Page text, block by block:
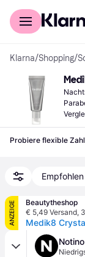
Für Shopper
Klarna/Shopping/
Probiere flexible
Empfohlen
ANZEIGE
Beautytheshop
€ 5,49 Versand,
Medik8
Notino